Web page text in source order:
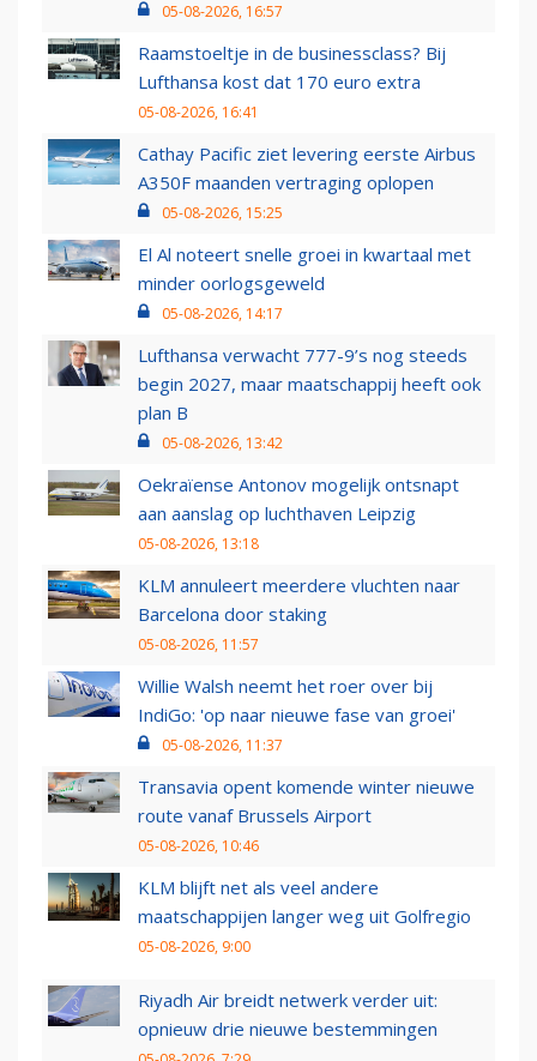
05-08-2026, 16:57
Raamstoeltje in de businessclass? Bij
Lufthansa kost dat 170 euro extra
05-08-2026, 16:41
Cathay Pacific ziet levering eerste Airbus
A350F maanden vertraging oplopen
05-08-2026, 15:25
El Al noteert snelle groei in kwartaal met
minder oorlogsgeweld
05-08-2026, 14:17
Lufthansa verwacht 777-9’s nog steeds
begin 2027, maar maatschappij heeft ook
plan B
05-08-2026, 13:42
Oekraïense Antonov mogelijk ontsnapt
aan aanslag op luchthaven Leipzig
05-08-2026, 13:18
KLM annuleert meerdere vluchten naar
Barcelona door staking
05-08-2026, 11:57
Willie Walsh neemt het roer over bij
IndiGo: 'op naar nieuwe fase van groei'
05-08-2026, 11:37
Transavia opent komende winter nieuwe
route vanaf Brussels Airport
05-08-2026, 10:46
KLM blijft net als veel andere
maatschappijen langer weg uit Golfregio
05-08-2026, 9:00
Riyadh Air breidt netwerk verder uit:
opnieuw drie nieuwe bestemmingen